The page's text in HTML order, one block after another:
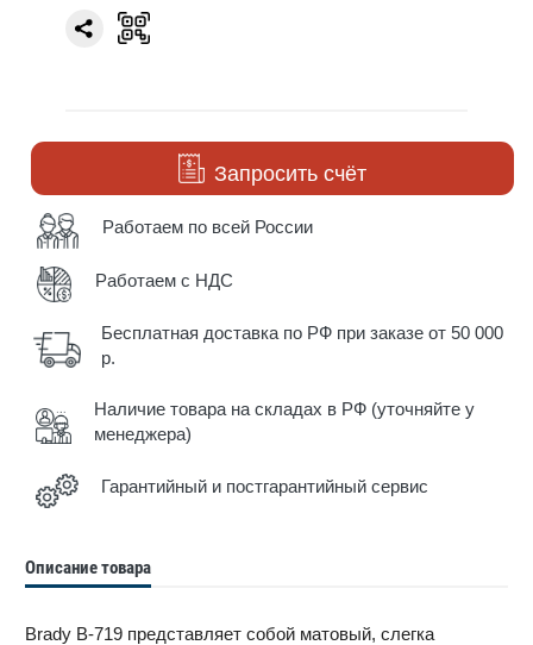
Запросить счёт
Работаем по всей России
Работаем с НДС
Бесплатная доставка по РФ при заказе от 50 000
р.
Наличие товара на складах в РФ (уточняйте у
менеджера)
Гарантийный и постгарантийный сервис
Описание товара
Brady B-719 представляет собой матовый, слегка